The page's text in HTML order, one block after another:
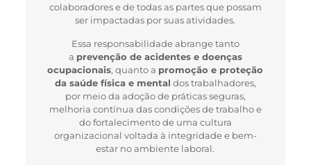
colaboradores e de todas as partes que possam
ser impactadas por suas atividades.
Essa responsabilidade abrange tanto
a prevenção de acidentes e doenças
ocupacionais, quanto a promoção e proteção
da saúde física e mental dos trabalhadores,
por meio da adoção de práticas seguras,
melhoria contínua das condições de trabalho e
do fortalecimento de uma cultura
organizacional voltada à integridade e bem-
estar no ambiente laboral.